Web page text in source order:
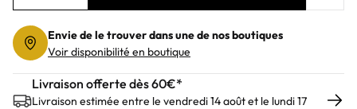
Add to
Envie de le trouver dans une de nos boutiques
Voir disponibilité en boutique
Livraison offerte dès 60€*
Livraison estimée entre le vendredi 14 août et le lundi 17